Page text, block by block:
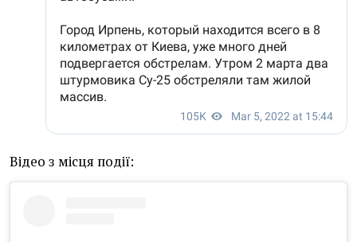
Відео з місця події: